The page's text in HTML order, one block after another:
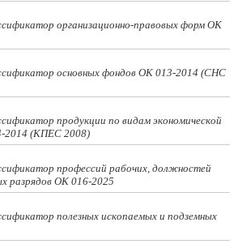
организационно-правовых форм ОК
основных фондов ОК 013-2014 (СНС
продукции по видам экономической
2014 (КПЕС 2008)
профессий рабочих, должностей
разрядов ОК 016-2025
полезных ископаемых и подземных